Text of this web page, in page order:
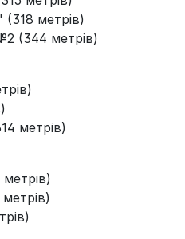
(318 метрів)
(344 метрів)
метрів)